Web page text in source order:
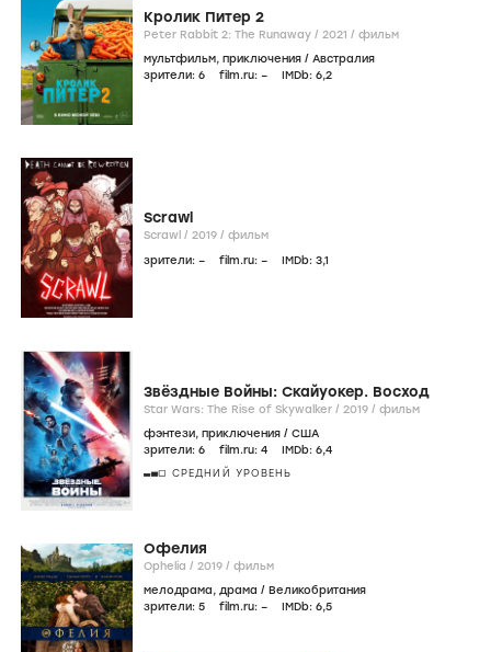
Кролик Питер 2
Peter Rabbit 2: The Runaway / 2021 / фильм
мультфильм, приключения / Австралия
зрители: 6 film.ru: – IMDb: 6,2
Scrawl
Scrawl / 2019 / фильм
зрители: – film.ru: – IMDb: 3,1
Звёздные Войны: Скайуокер. Восход
Star Wars: The Rise of Skywalker / 2019 / фильм
фэнтези, приключения / США
зрители: 6 film.ru: 4 IMDb: 6,4
СРЕДНИЙ УРОВЕНЬ
Офелия
Ophelia / 2019 / фильм
мелодрама, драма / Великобритания
зрители: 5 film.ru: – IMDb: 6,5